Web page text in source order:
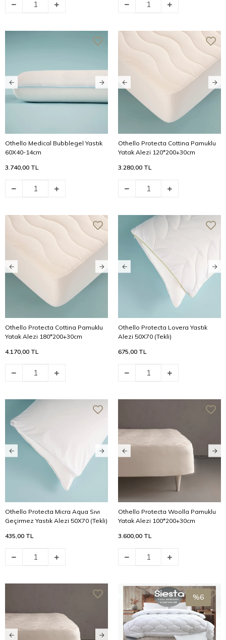
Othello Medical Bubblegel Yastık
60X40-14cm
3.740,00 TL
Othello Protecta Cottina Pamuklu
Yatak Alezi 120*200+30cm
3.280,00 TL
Othello Protecta Cottina Pamuklu
Yatak Alezi 180*200+30cm
4.170,00 TL
Othello Protecta Lovera Yastık
Alezi 50X70 (Tekli)
675,00 TL
Othello Protecta Micra Aqua Sıvı
Geçirmez Yastık Alezi 50X70 (Tekli)
435,00 TL
Othello Protecta Woolla Pamuklu
Yatak Alezi 100*200+30cm
3.600,00 TL
%6